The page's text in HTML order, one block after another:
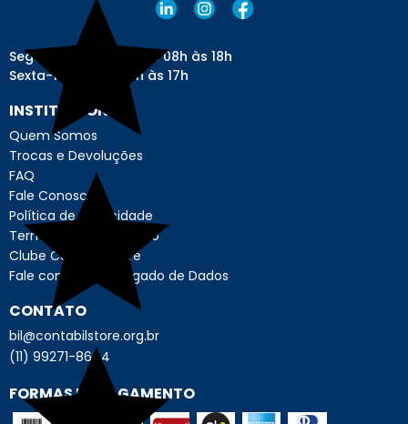
Segunda a quinta: das 08h às 18h
Sexta-feira: das 08h às 17h
INSTITUCIONAL
Quem Somos
Trocas e Devoluções
FAQ
Fale Conosco
Política de Privacidade
Termo de Uso - Usuário
Clube Contábil Store
Fale com o Encarregado de Dados
CONTATO
bil@contabilstore.org.br
(11) 99271-8644
FORMAS DE PAGAMENTO